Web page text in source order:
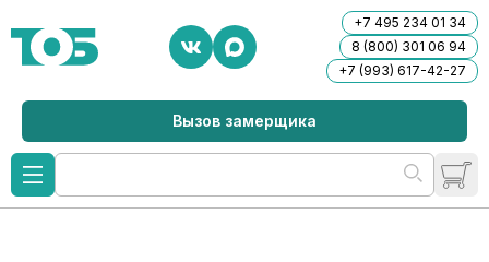
+7 495 234 01 34
8 (800) 301 06 94
+7 (993) 617-42-27
Вызов замерщика